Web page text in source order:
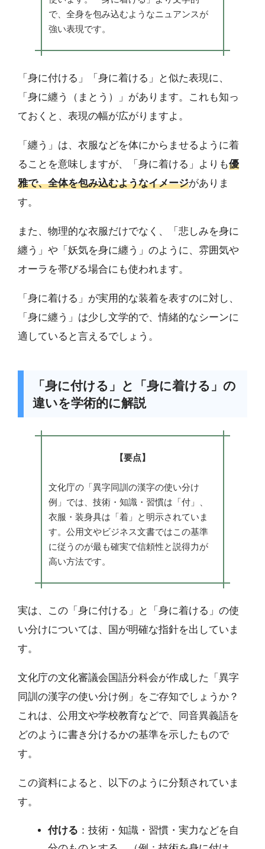
で、全身を包み込むようなニュアンスが
強い表現です。
「身に付ける」「身に着ける」と似た表現に、
「身に纏う（まとう）」があります。これも知っ
ておくと、表現の幅が広がりますよ。
「纏う」は、衣服などを体にからませるように着
ることを意味しますが、「身に着ける」よりも優
雅で、全体を包み込むようなイメージがありま
す。
また、物理的な衣服だけでなく、「悲しみを身に
纏う」や「妖気を身に纏う」のように、雰囲気や
オーラを帯びる場合にも使われます。
「身に着ける」が実用的な装着を表すのに対し、
「身に纏う」は少し文学的で、情緒的なシーンに
適していると言えるでしょう。
「身に付ける」と「身に着ける」の
違いを学術的に解説
【要点】
文化庁の「異字同訓の漢字の使い分け
例」では、技術・知識・習慣は「付」、
衣服・装身具は「着」と明示されていま
す。公用文やビジネス文書ではこの基準
に従うのが最も確実で信頼性と説得力が
高い方法です。
実は、この「身に付ける」と「身に着ける」の使
い分けについては、国が明確な指針を出していま
す。
文化庁の文化審議会国語分科会が作成した「異字
同訓の漢字の使い分け例」をご存知でしょうか？
これは、公用文や学校教育などで、同音異義語を
どのように書き分けるかの基準を示したもので
す。
この資料によると、以下のように分類されていま
す。
付ける ：技術・知識・習慣・実力などを自